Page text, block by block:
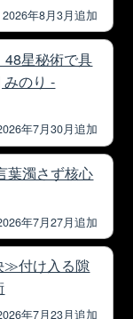
2026年8月3月追加
48星秘術で具
のり -
年7月30月追加
葉濁さず核心
年7月27月追加
≫付け入る隙
年7月23月追加